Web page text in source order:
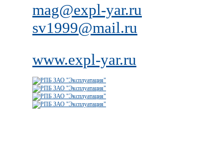
mag@expl-yar.ru
sv1999@mail.ru
www.expl-yar.ru